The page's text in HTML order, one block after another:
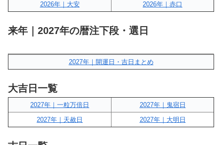
2026年｜大安
2026年｜赤口
来年｜2027年の暦注下段・選日
2027年｜開運日・吉日まとめ
大吉日一覧
2027年｜一粒万倍日
2027年｜鬼宿日
2027年｜天赦日
2027年｜大明日